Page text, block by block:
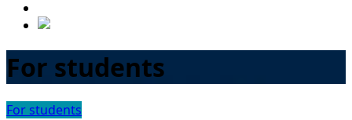
For students
For students